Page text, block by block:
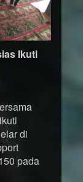
Ikuti
di
pada